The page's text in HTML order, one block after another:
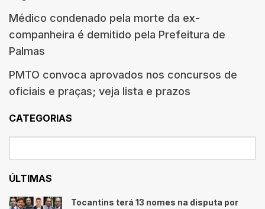
Médico condenado pela morte da ex-
companheira é demitido pela Prefeitura de
Palmas
PMTO convoca aprovados nos concursos de
oficiais e praças; veja lista e prazos
CATEGORIAS
ÚLTIMAS
Tocantins terá 13 nomes na disputa por